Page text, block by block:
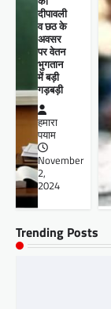
दीपावली
व छठ के
अवसर
पर वेतन
भुगतान
में बड़ी
गड़बड़ी
हमारा
पयाम
November
2,
2024
Trending Posts